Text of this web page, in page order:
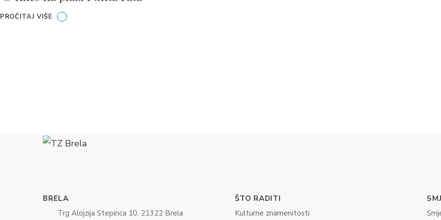
PROČITAJ VIŠE
BRELA
Trg Alojzija Stepinca 10, 21322 Brela
ŠTO RADITI
Kulturne znamenitosti